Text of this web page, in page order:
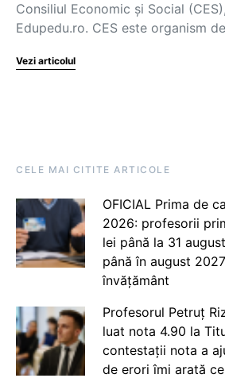
Consiliul Economic și Social
Edupedu.ro. CES este organism
Vezi articolul
CELE MAI CITITE ARTICOLE
OFICIAL Prima de
2026: profesorii
lei până la 31
până în august
învățământ
Profesorul Petruț
luat nota 4.90 la
contestații nota a
de erori îmi arată